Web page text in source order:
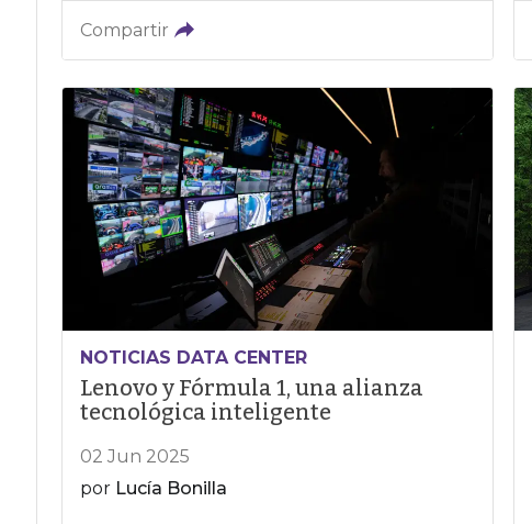
Compartir
NOTICIAS DATA CENTER
Lenovo y Fórmula 1, una alianza
tecnológica inteligente
02 Jun 2025
por Lucía Bonilla